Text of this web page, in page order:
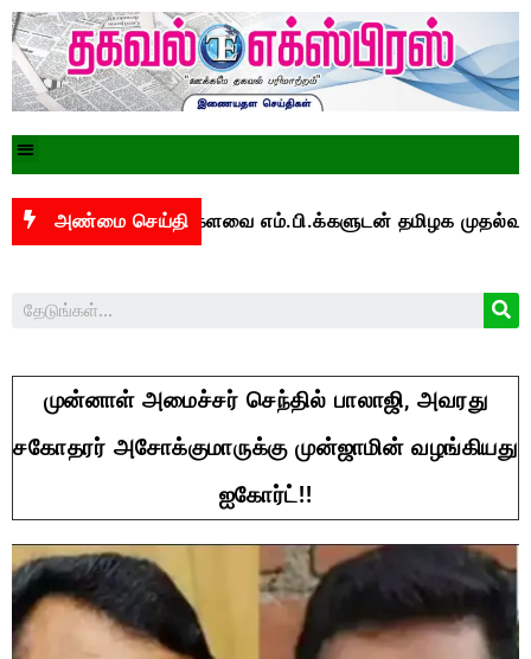
அண்மை செய்தி
மக்களவை எம்.பி.க்களுடன் தமிழக முதல்வர் விஜய்
முன்னாள் அமைச்சர் செந்தில் பாலாஜி, அவரது
சகோதரர் அசோக்குமாருக்கு முன்ஜாமின் வழங்கியது
ஐகோர்ட்!!